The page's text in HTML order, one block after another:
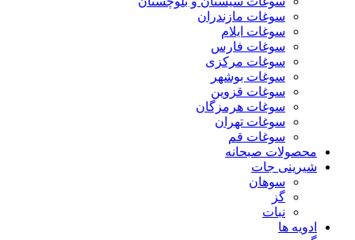
سوغات مازندران
سوغات ایلام
سوغات فارس
سوغات مرکزی
سوغات بوشهر
سوغات قزوین
سوغات هرمزگان
سوغات تهران
سوغات قم
محصولات صبحانه
شیرینی جات
سوهان
گز
نبات
ادویه ها